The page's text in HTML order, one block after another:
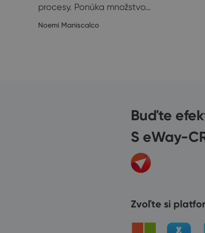
procesy. Ponúka množstvo…
Noemi Maniscalco
Buďte
S eWay-
Zvoľte si